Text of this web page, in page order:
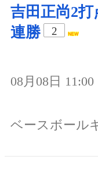
吉田正尚2
連勝
2
08月08日 11:00
ベースボール